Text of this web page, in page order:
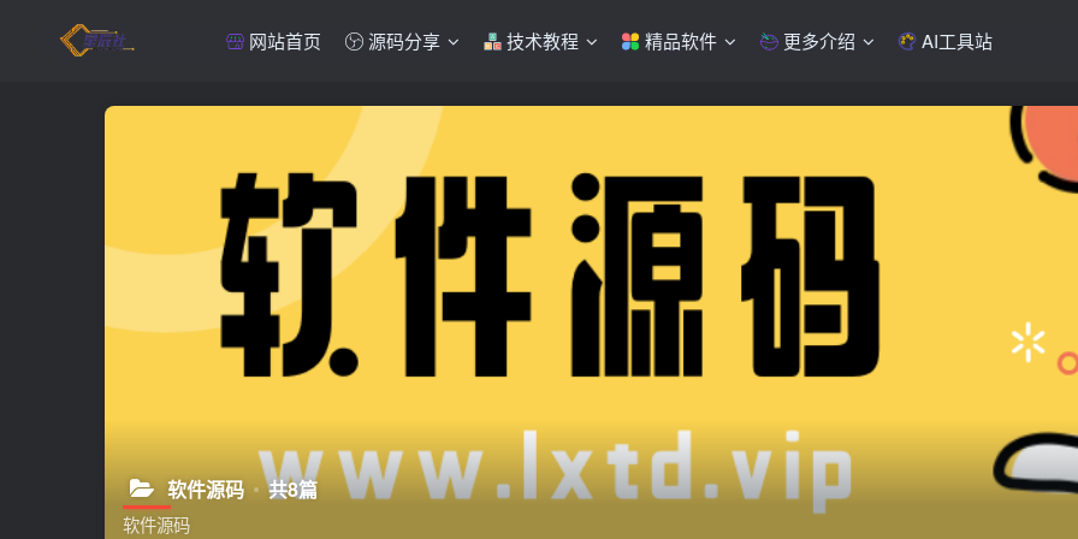
网站首页 源码分享 技术教程 精品软件 更多介绍 AI工具站
软件源码 共8篇
软件源码